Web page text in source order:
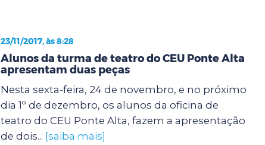
23/11/2017, às 8:28
Alunos da turma de teatro do CEU Ponte Alta
apresentam duas peças
Nesta sexta-feira, 24 de novembro, e no próximo
dia 1º de dezembro, os alunos da oficina de
teatro do CEU Ponte Alta, fazem a apresentação
de dois... [saiba mais]